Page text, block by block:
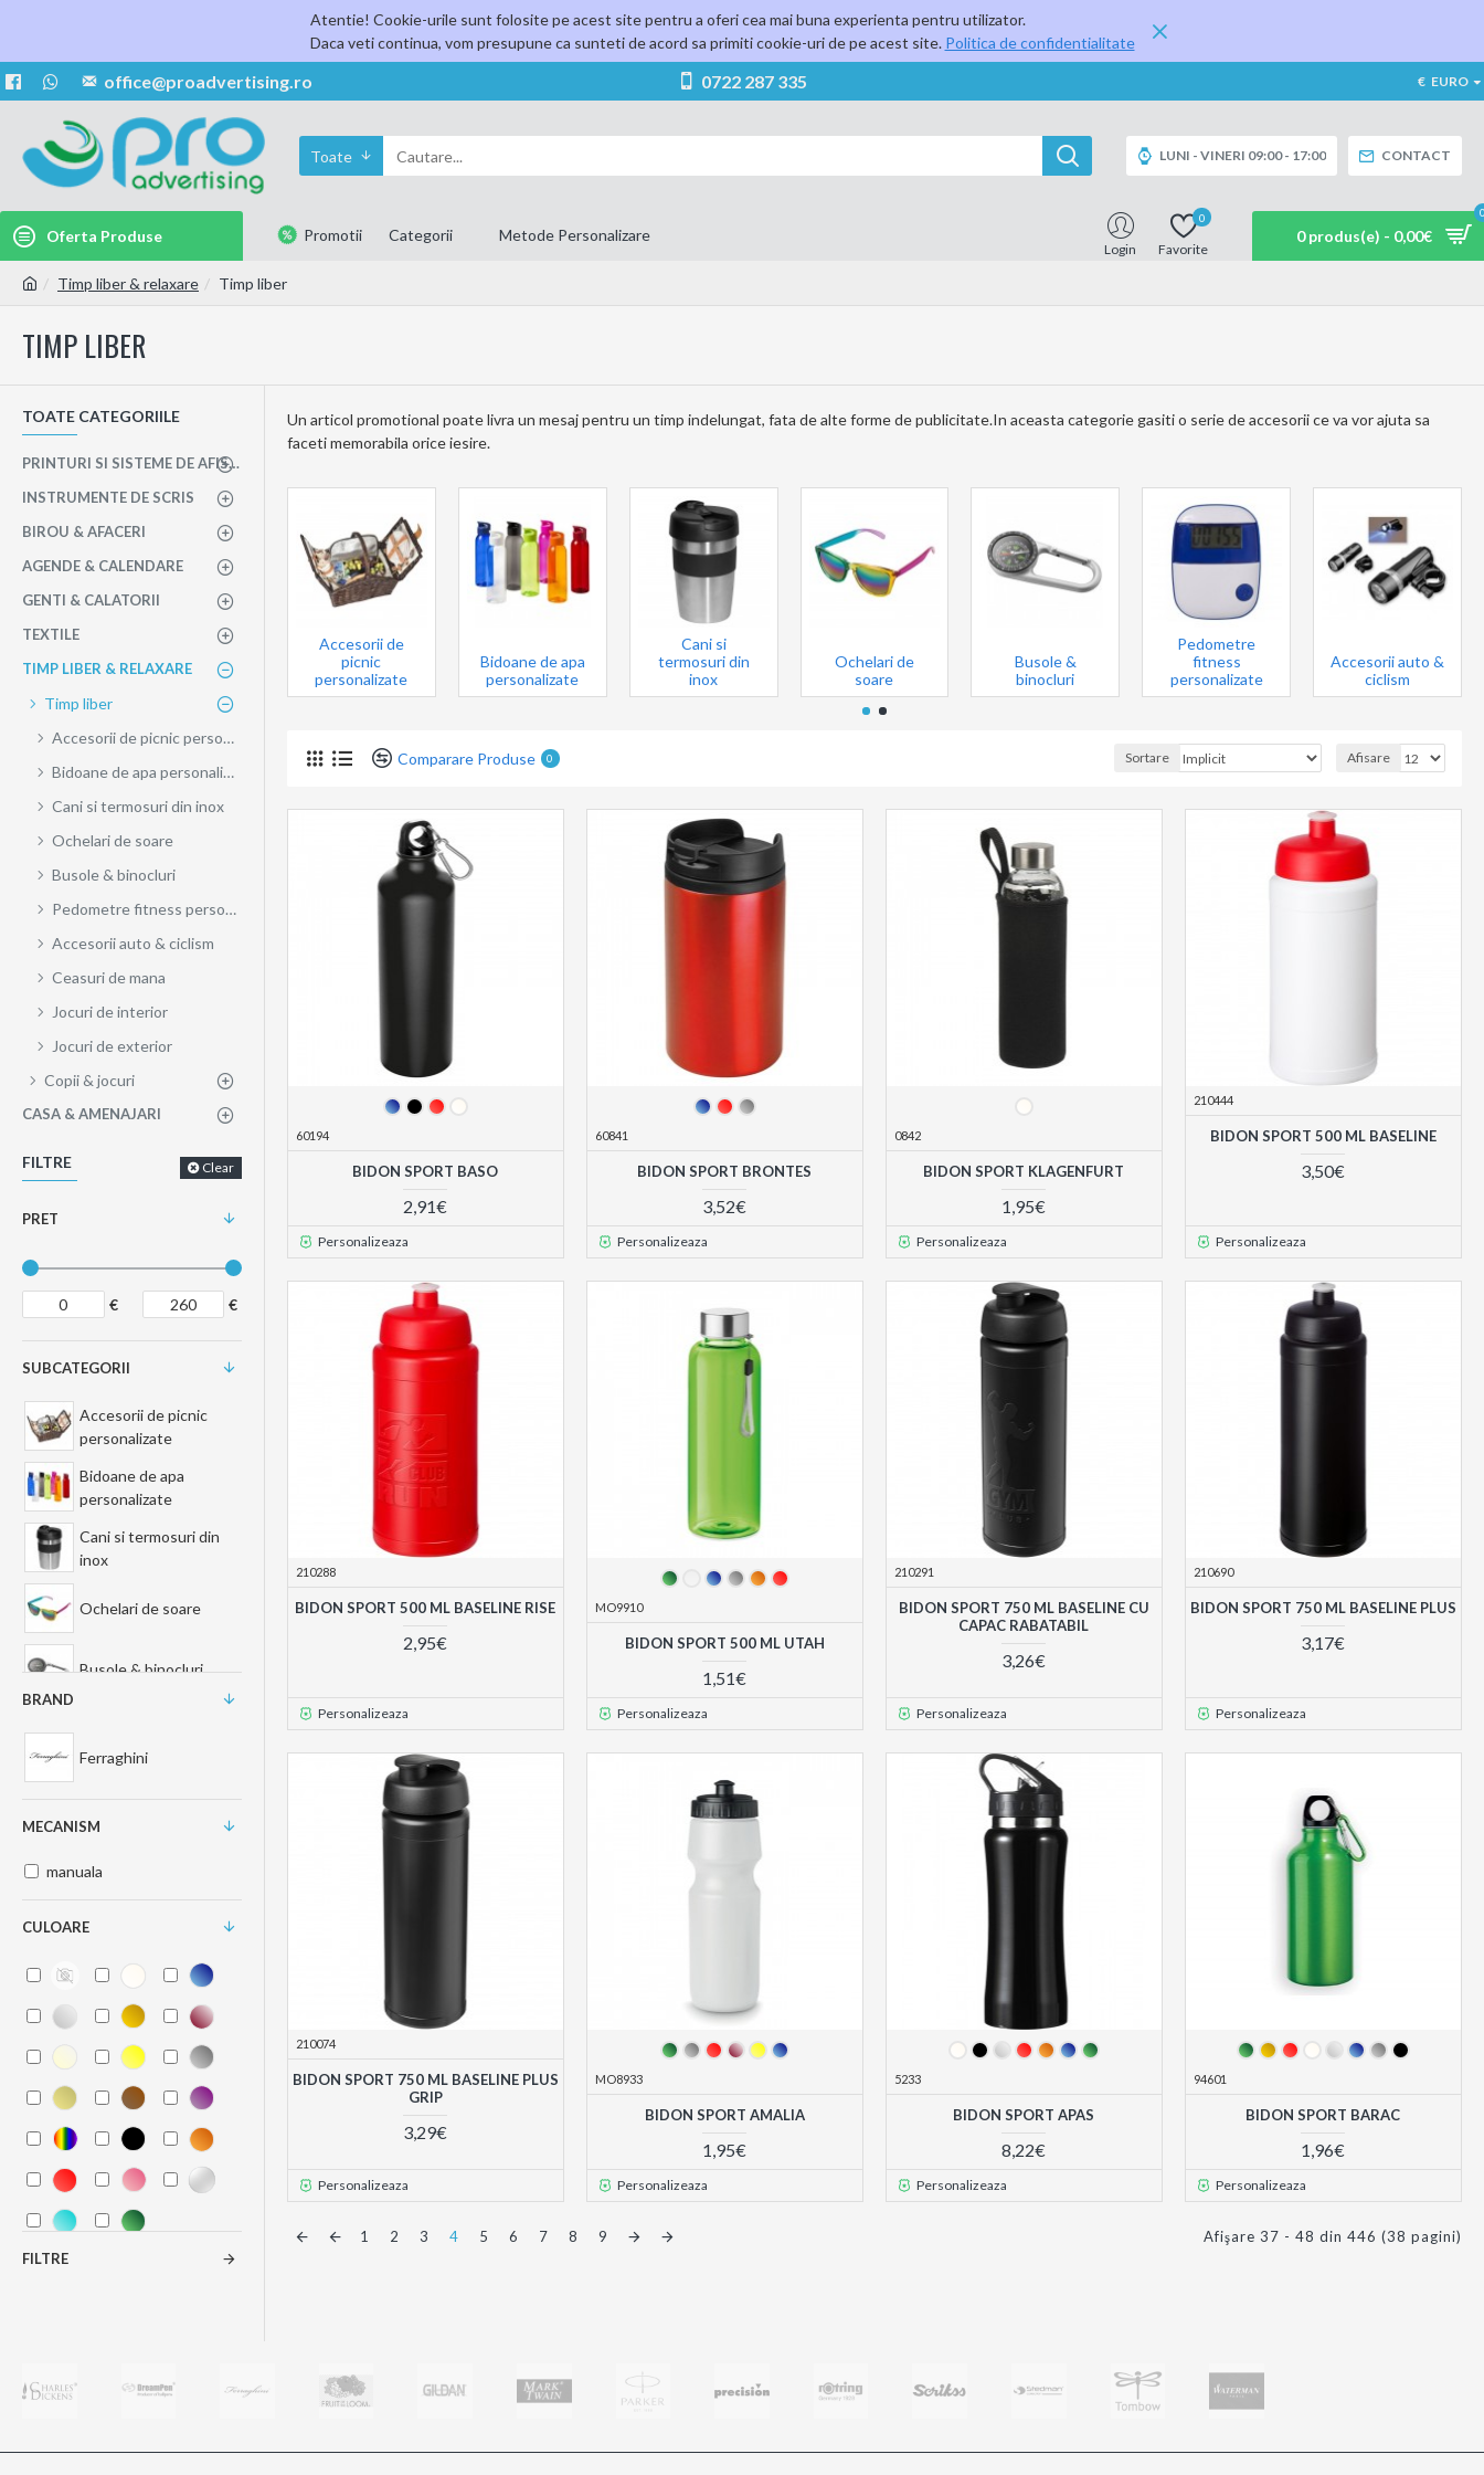
Atentie! Cookie-urile sunt folosite pe acest site pentru a oferi cea mai buna experienta pentru utilizator.
Daca veti continua, vom presupune ca sunteti de acord sa primiti cookie-uri de pe acest site. Politica de confidentialitate
office@proadvertising.ro 0722 287 335 € EURO
Toate LUNI - VINERI 09:00 - 17:00 CONTACT
Oferta Produse Promotii Categorii Metode Personalizare
Login Favorite
0
0 produs(e) - 0,00€
Timp liber & relaxare Timp liber
TIMP LIBER
TOATE CATEGORIILE
PRINTURI SI SISTEME DE AFISAJ
INSTRUMENTE DE SCRIS
BIROU & AFACERI
AGENDE & CALENDARE
GENTI & CALATORII
TEXTILE
TIMP LIBER & RELAXARE
Timp liber
Accesorii de picnic personalizate
Bidoane de apa personalizate
Cani si termosuri din inox
Ochelari de soare
Busole & binocluri
Pedometre fitness personalizate
Accesorii auto & ciclism
Ceasuri de mana
Jocuri de interior
Jocuri de exterior
Copii & jocuri
CASA & AMENAJARI
FILTRE Clear
PRET
€ €
SUBCATEGORII
Accesorii de picnic
personalizate
Bidoane de apa
personalizate
Cani si termosuri din
inox
Ochelari de soare
Busole & binocluri
ciclism
Jocuri de exterior
BRAND
Ferraghini
MECANISM
manuala
CULOARE
FILTRE
Un articol promotional poate livra un mesaj pentru un timp indelungat, fata de alte forme de publicitate.In aceasta categorie gasiti o serie de accesorii ce va vor ajuta sa
faceti memorabila orice iesire.
Accesorii de
picnic
personalizate
Bidoane de apa
personalizate
Cani si
termosuri din
inox
Ochelari de
soare
Busole &
binocluri
Pedometre
fitness
personalizate
Accesorii auto &
ciclism
Comparare Produse 0 Sortare Afisare
60194
BIDON SPORT BASO
2,91€
Personalizeaza
60841
BIDON SPORT BRONTES
3,52€
Personalizeaza
0842
BIDON SPORT KLAGENFURT
1,95€
Personalizeaza
210444
BIDON SPORT 500 ML BASELINE
3,50€
Personalizeaza
210288
BIDON SPORT 500 ML BASELINE RISE
2,95€
Personalizeaza
MO9910
BIDON SPORT 500 ML UTAH
1,51€
Personalizeaza
210291
BIDON SPORT 750 ML BASELINE CU
CAPAC RABATABIL
3,26€
Personalizeaza
210690
BIDON SPORT 750 ML BASELINE PLUS
3,17€
Personalizeaza
210074
BIDON SPORT 750 ML BASELINE PLUS
GRIP
3,29€
Personalizeaza
MO8933
BIDON SPORT AMALIA
1,95€
Personalizeaza
5233
BIDON SPORT APAS
8,22€
Personalizeaza
94601
BIDON SPORT BARAC
1,96€
Personalizeaza
1 2 3 4 5 6 7 8 9 Afişare 37 - 48 din 446 (38 pagini)